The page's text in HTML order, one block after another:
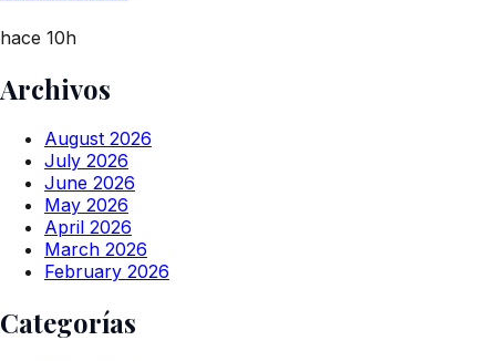
hace 10h
Archivos
August 2026
July 2026
June 2026
May 2026
April 2026
March 2026
February 2026
Categorías